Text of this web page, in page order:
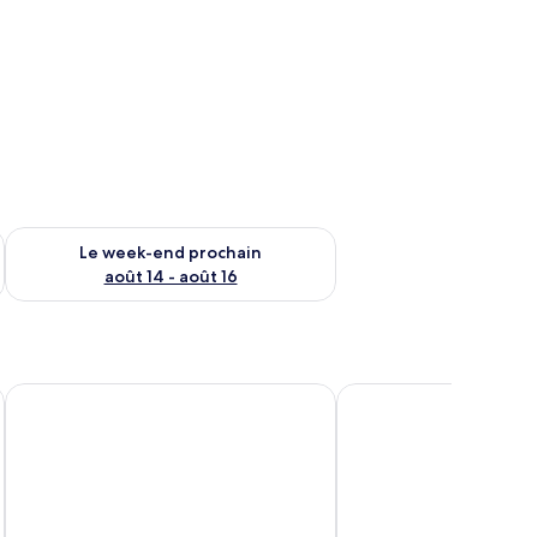
août 7 - août 9
Le week-end prochain
août 14 - août 16
Vérifier la disponibilité pour le week-end prochain août 14 -
Casa Barros Vacation Condos Coral Island Hotel